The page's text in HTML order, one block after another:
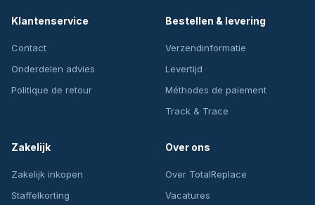
Klantenservice
Contact
Onderdelen advies
Politique de retour
Bestellen & levering
Verzendinformatie
Levertijd
Méthodes de paiement
Track & Trace
Zakelijk
Zakelijk inkopen
Staffelkorting
Over ons
Over TotalReplace
Vacatures